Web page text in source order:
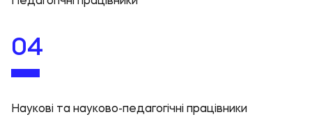
04
Наукові та науково-педагогічні працівники